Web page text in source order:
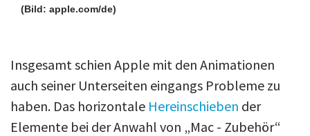
(Bild: apple.com/de)
Insgesamt schien Apple mit den Animationen
auch seiner Unterseiten eingangs Probleme zu
haben. Das horizontale Hereinschieben der
Elemente bei der Anwahl von „Mac - Zubehör“